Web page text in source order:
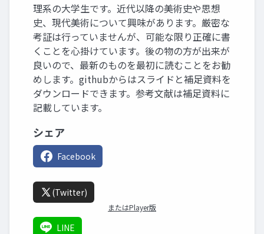
理系の大学生です。近代以降の美術史や思想
史、現代美術について興味があります。厳密な
考証は行っていませんが、可能な限り正確に書
くことを心掛けています。後の物の方が出来が
良いので、最新のものを最初に読むことをお勧
めします。githubからはスライドと補足資料を
ダウンロードできます。参考文献は補足資料に
記載しています。
シェア
Facebook
(Twitter)
またはPlayer版
LINE